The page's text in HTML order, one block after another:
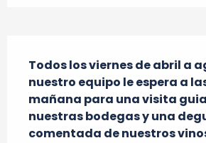
Todos los viernes de abril a
nuestro equipo le espera a
mañana para una visita
nuestras bodegas y una
comentada de nuestros